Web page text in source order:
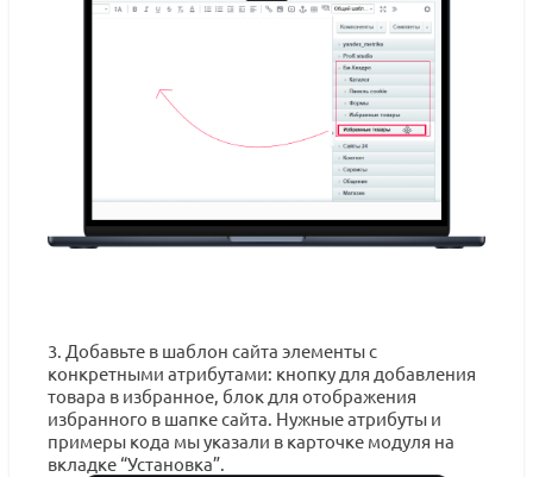
3. Добавьте в шаблон сайта элементы с
конкретными атрибутами: кнопку для добавления
товара в избранное, блок для отображения
избранного в шапке сайта. Нужные атрибуты и
примеры кода мы указали в карточке модуля на
вкладке “Установка”.